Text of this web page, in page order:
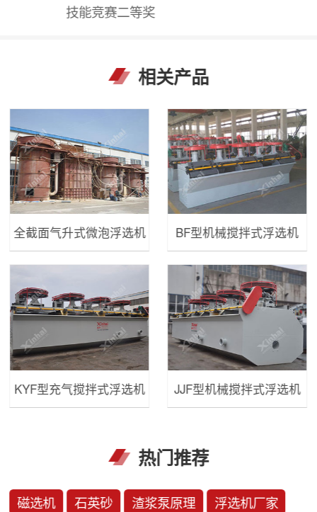
技能竞赛二等奖
相关产品
全截面气升式微泡浮选机 BF型机械搅拌式浮选机
KYF型充气搅拌式浮选机 JJF型机械搅拌式浮选机
热门推荐
磁选机 石英砂 渣浆泵原理 浮选机厂家